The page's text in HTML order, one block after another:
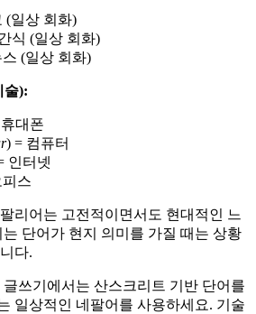
(일상 회화)
식 (일상 회화)
스 (일상 회화)
술):
대폰
) = 컴퓨터
인터넷
스
리어는 고전적이면서도 현대적인 느
단어가 현지 의미를 가질 때는 상황
다.
글쓰기에서는 산스크리트 기반 단어를
일상적인 네팔어를 사용하세요. 기술